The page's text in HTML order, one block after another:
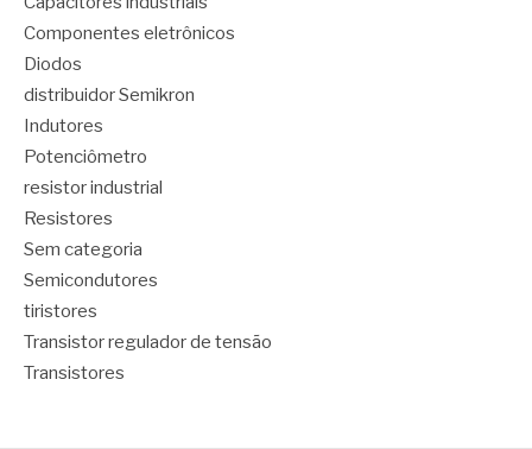
Componentes eletrônicos
Diodos
distribuidor Semikron
Indutores
Potenciômetro
resistor industrial
Resistores
Sem categoria
Semicondutores
tiristores
Transistor regulador de tensão
Transistores